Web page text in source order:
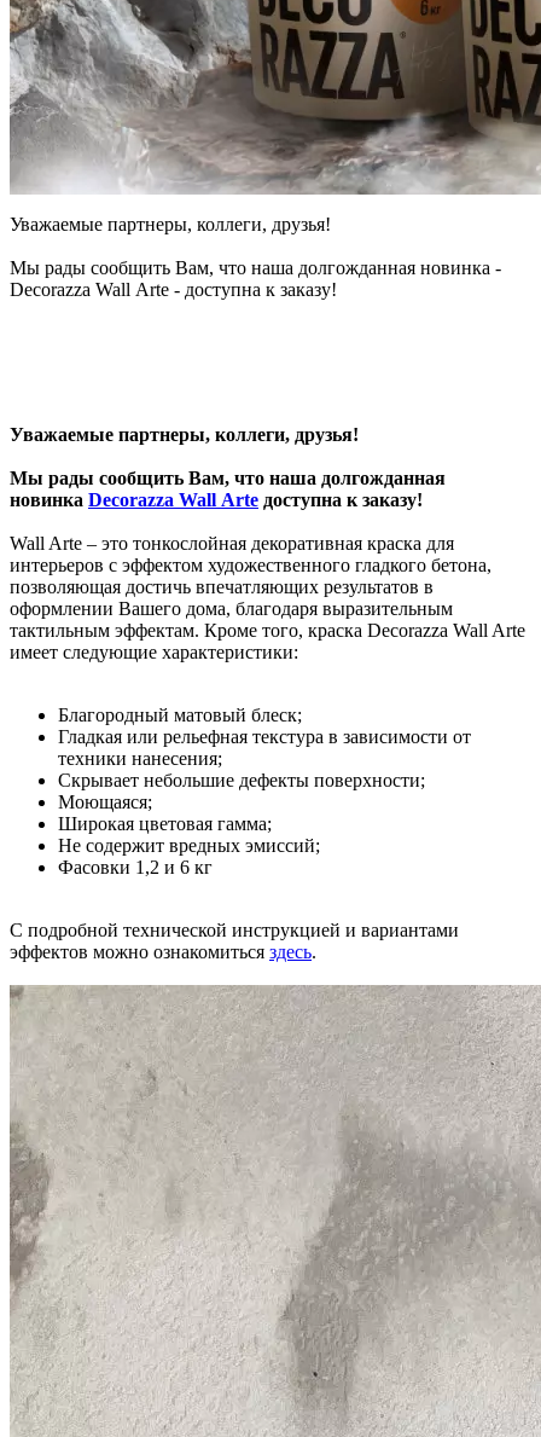
Уважаемые партнеры, коллеги, друзья!
Мы рады сообщить Вам, что наша долгожданная новинка -
Decorazza Wall Arte - доступна к заказу!
Уважаемые партнеры, коллеги, друзья!
Мы рады сообщить Вам, что наша долгожданная
новинка Decorazza Wall Arte доступна к заказу!
Wall Arte – это тонкослойная декоративная краска для
интерьеров с эффектом художественного гладкого бетона,
позволяющая достичь впечатляющих результатов в
оформлении Вашего дома, благодаря выразительным
тактильным эффектам. Кроме того, краска Decorazza Wall Arte
имеет следующие характеристики:
Благородный матовый блеск;
Гладкая или рельефная текстура в зависимости от
техники нанесения;
Скрывает небольшие дефекты поверхности;
Моющаяся;
Широкая цветовая гамма;
Не содержит вредных эмиссий;
Фасовки 1,2 и 6 кг
С подробной технической инструкцией и вариантами
эффектов можно ознакомиться здесь.